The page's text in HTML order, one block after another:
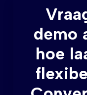
demo
hoe